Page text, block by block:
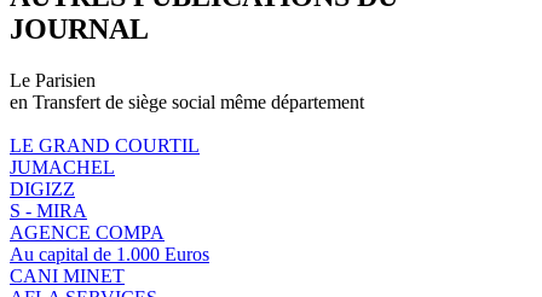
JOURNAL
Le Parisien
en Transfert de siège social même département
LE GRAND COURTIL
JUMACHEL
DIGIZZ
S - MIRA
AGENCE COMPA
Au capital de 1.000 Euros
CANI MINET